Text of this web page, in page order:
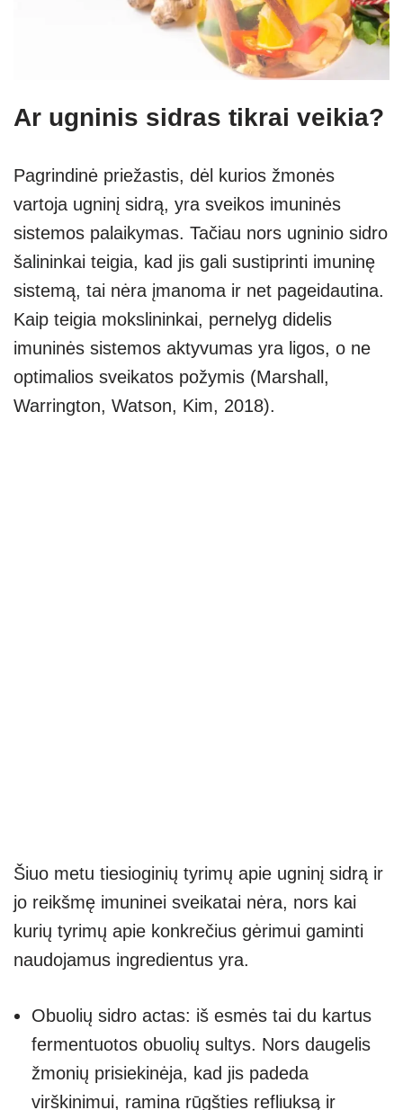
Ar ugninis sidras tikrai veikia?
Pagrindinė priežastis, dėl kurios žmonės
vartoja ugninį sidrą, yra sveikos imuninės
sistemos palaikymas. Tačiau nors ugninio sidro
šalininkai teigia, kad jis gali sustiprinti imuninę
sistemą, tai nėra įmanoma ir net pageidautina.
Kaip teigia mokslininkai, pernelyg didelis
imuninės sistemos aktyvumas yra ligos, o ne
optimalios sveikatos požymis (Marshall,
Warrington, Watson, Kim, 2018).
Šiuo metu tiesioginių tyrimų apie ugninį sidrą ir
jo reikšmę imuninei sveikatai nėra, nors kai
kurių tyrimų apie konkrečius gėrimui gaminti
naudojamus ingredientus yra.
Obuolių sidro actas: iš esmės tai du kartus
fermentuotos obuolių sultys. Nors daugelis
žmonių prisiekinėja, kad jis padeda
virškinimui, ramina rūgšties refliuksą ir